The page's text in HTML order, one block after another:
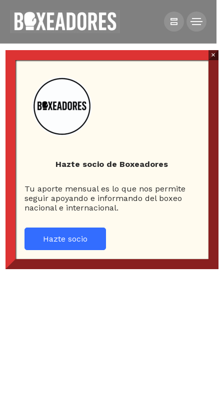
NOTICIAS
CONCRETE REVANCHA CON ANDRÉS CAMPOS
Hazte socio de Boxeadores
Tu aporte mensual es lo que nos permite
seguir apoyando e informando del boxeo
nacional e internacional.
Hazte socio
×